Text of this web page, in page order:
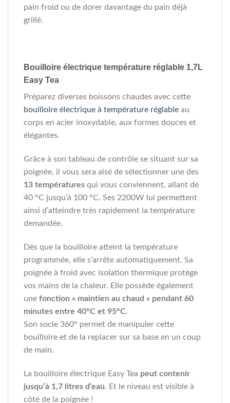
pain froid ou de dorer davantage du pain déjà
grillé.
Bouilloire électrique température réglable 1,7L
Easy Tea
Préparez diverses boissons chaudes avec cette
bouilloire électrique à température réglable au
corps en acier inoxydable, aux formes douces et
élégantes.
Grâce à son tableau de contrôle se situant sur sa
poignée, il vous sera aisé de sélectionner une des
13 températures qui vous conviennent, allant de
40 °C jusqu’à 100 °C. Ses 2200W lui permettent
ainsi d’atteindre très rapidement la température
demandée.
Dès que la bouilloire atteint la température
programmée, elle s’arrête automatiquement. Sa
poignée à froid avec isolation thermique protège
vos mains de la chaleur. Elle possède également
une fonction « maintien au chaud » pendant 60
minutes entre 40°C et 95°C.
Son socle 360° permet de manipuler cette
bouilloire et de la replacer sur sa base en un coup
de main.
La bouilloire électrique Easy Tea peut contenir
jusqu’à 1,7 litres d’eau. Et le niveau est visible à
côté de la poignée !